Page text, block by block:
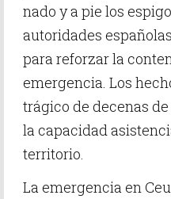
nado y a pie los
autoridades
para reforzar la
emergencia. Los
trágico de decenas
la capacidad
territorio.
La emergencia en